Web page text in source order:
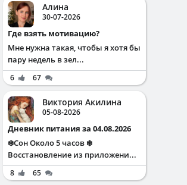
Алина
30-07-2026
Где взять мотивацию?
Мне нужна такая, чтобы я хотя бы
пару недель в зел...
6 67
Виктория Акилина
05-08-2026
Дневник питания за 04.08.2026
❄️Сон Около 5 часов ❄️
Восстановление из приложени...
8 65